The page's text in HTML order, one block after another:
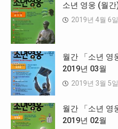
소년 영웅 (월
2019년 4월 6일
월간 「소년 영
2019년 03월
2019년 3월 5일
월간 「소년 영
2019년 02월